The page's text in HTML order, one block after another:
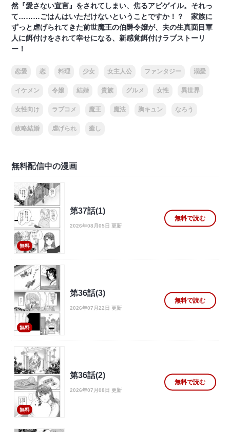
然『愛さない宣言』をされてしまい、焦るアビゲイル。それっ
て………ごはんはいただけないということですか！？ 家族に
ずっと虐げられてきた前世魔王の伯爵令嬢が、夫の生真面目軍
人に餌付けをされて幸せになる、新感覚餌付けラブストーリ
ー！
恋愛 恋 料理 少女 女主人公 ファンタジー 溺愛
イケメン 令嬢 結婚 貴族 グルメ 女性 異世界
女性向け ラブコメ 魔王 魔法 胸キュン なろう
政略結婚 虐げられ 癒し
無料配信中の漫画
無料
第37話(1)
2026年08月05日 更新
無料で読む
無料
第36話(3)
2026年07月22日 更新
無料で読む
無料
第36話(2)
2026年07月08日 更新
無料で読む